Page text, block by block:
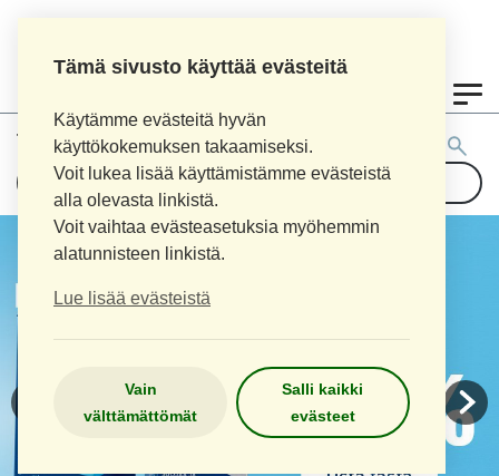
Tämä sivusto käyttää evästeitä
Käytämme evästeitä hyvän
käyttökokemuksen takaamiseksi.
Voit lukea lisää käyttämistämme evästeistä
alla olevasta linkistä.
Voit vaihtaa evästeasetuksia myöhemmin
alatunnisteen linkistä.
Lue lisää evästeistä
Vain
välttämättömät
Salli kaikki
evästeet
Tuotehaku: